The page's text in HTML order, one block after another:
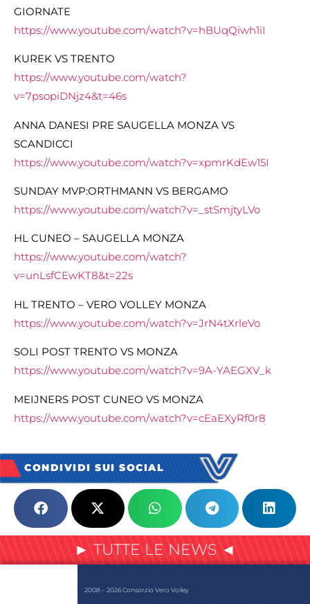
GIORNATE
https://www.youtube.com/watch?v=hBUqQiwh1iI
KUREK VS TRENTO
https://www.youtube.com/watch?
v=7psopiDNjz4&t=46s
ANNA DANESI PRE SAUGELLA MONZA VS
SCANDICCI
https://www.youtube.com/watch?v=xpmrKdEw15I
SUNDAY MVP:ORTHMANN VS BERGAMO
https://www.youtube.com/watch?v=_stSmjtyLVo
HL CUNEO – SAUGELLA MONZA
https://www.youtube.com/watch?
v=unLsfCEwKT8&t=22s
HL TRENTO – VERO VOLLEY MONZA
https://www.youtube.com/watch?v=JrN4tXrleVo
SOLI POST TRENTO VS MONZA
https://www.youtube.com/watch?v=9A-YAEGXV_k
MEIJNERS POST CUNEO VS MONZA
https://www.youtube.com/watch?v=cEaEXyRf0r8
CONDIVIDI SUI SOCIAL
► TUTTE LE NEWS ◄
2008 – 2026 Consorzio Vero Volley